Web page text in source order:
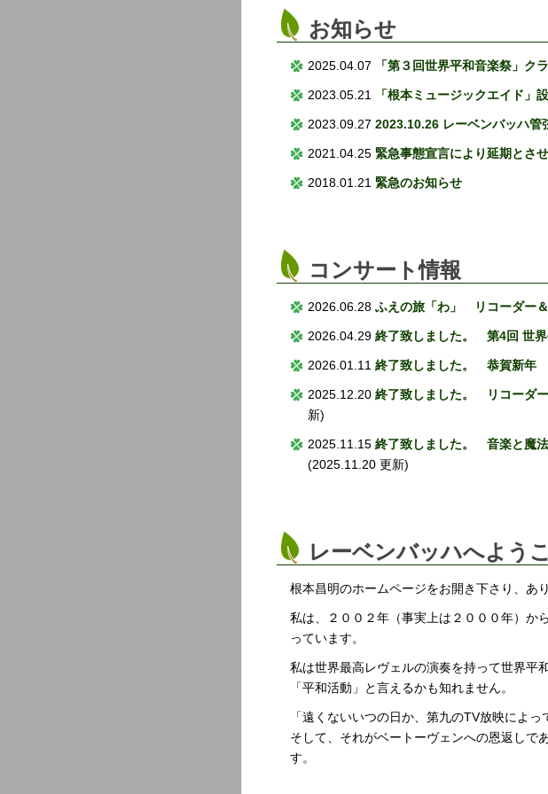
お知らせ
2025.04.07 「第３回世界平和音楽祭」ク
2023.05.21 「根本ミュージックエイド」
2023.09.27 2023.10.26 レーベンバッハ
2021.04.25 緊急事態宣言により延期とさ
2018.01.21 緊急のお知らせ
コンサート情報
2026.06.28 ふえの旅「わ」 リコーダー
2026.04.29 終了致しました。 第4回 世
2026.01.11 終了致しました。 恭賀新年
2025.12.20 終了致しました。 リコーダ
新)
2025.11.15 終了致しました。 音楽と魔
(2025.11.20 更新)
レーベンバッハへよう
根本昌明のホームページをお開き下さり、あ
私は、２００２年（事実上は２０００年）か
っています。
私は世界最高レヴェルの演奏を持って世界平
「平和活動」と言えるかも知れません。
「遠くないいつの日か、第九のTV放映によ
そして、それがベートーヴェンへの恩返しで
す。